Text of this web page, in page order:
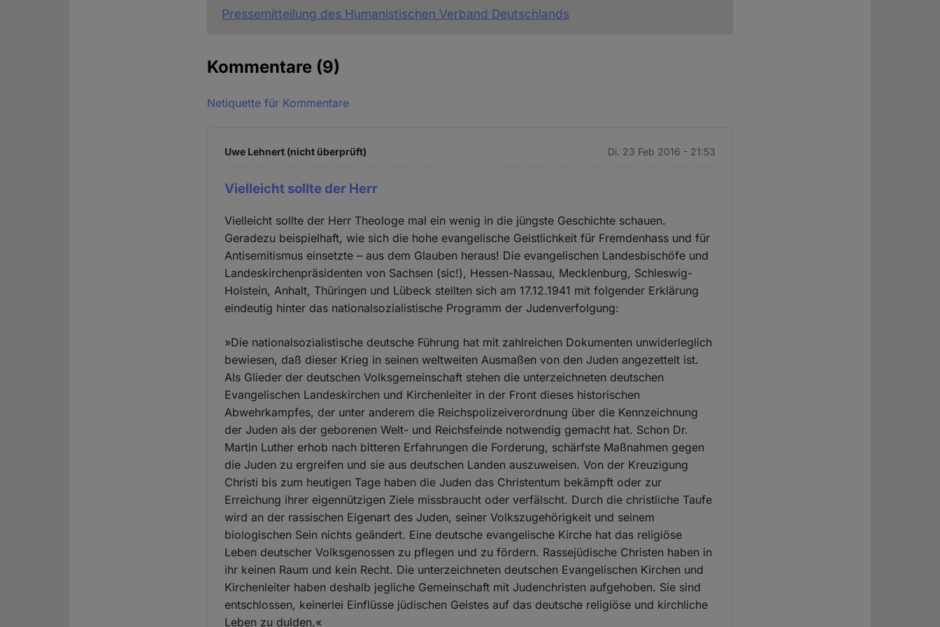
Pressemitteilung des Humanistischen Verband Deutschlands
Kommentare (9)
Netiquette für Kommentare
Uwe Lehnert (nicht überprüft) Di. 23 Feb 2016 - 21:53
Vielleicht sollte der Herr
Vielleicht sollte der Herr Theologe mal ein wenig in die jüngste Geschichte schauen.
Geradezu beispielhaft, wie sich die hohe evangelische Geistlichkeit für Fremdenhass und für
Antisemitismus einsetzte – aus dem Glauben heraus! Die evangelischen Landesbischöfe und
Landeskirchenpräsidenten von Sachsen (sic!), Hessen-Nassau, Mecklenburg, Schleswig-
Holstein, Anhalt, Thüringen und Lübeck stellten sich am 17.12.1941 mit folgender Erklärung
eindeutig hinter das nationalsozialistische Programm der Judenverfolgung:
»Die nationalsozialistische deutsche Führung hat mit zahlreichen Dokumenten unwiderleglich
bewiesen, daß dieser Krieg in seinen weltweiten Ausmaßen von den Juden angezettelt ist.
Als Glieder der deutschen Volksgemeinschaft stehen die unterzeichneten deutschen
Evangelischen Landeskirchen und Kirchenleiter in der Front dieses historischen
Abwehrkampfes, der unter anderem die Reichspolizeiverordnung über die Kennzeichnung
der Juden als der geborenen Welt- und Reichsfeinde notwendig gemacht hat. Schon Dr.
Martin Luther erhob nach bitteren Erfahrungen die Forderung, schärfste Maßnahmen gegen
die Juden zu ergreifen und sie aus deutschen Landen auszuweisen. Von der Kreuzigung
Christi bis zum heutigen Tage haben die Juden das Christentum bekämpft oder zur
Erreichung ihrer eigennützigen Ziele missbraucht oder verfälscht. Durch die christliche Taufe
wird an der rassischen Eigenart des Juden, seiner Volkszugehörigkeit und seinem
biologischen Sein nichts geändert. Eine deutsche evangelische Kirche hat das religiöse
Leben deutscher Volksgenossen zu pflegen und zu fördern. Rassejüdische Christen haben in
ihr keinen Raum und kein Recht. Die unterzeichneten deutschen Evangelischen Kirchen und
Kirchenleiter haben deshalb jegliche Gemeinschaft mit Judenchristen aufgehoben. Sie sind
entschlossen, keinerlei Einflüsse jüdischen Geistes auf das deutsche religiöse und kirchliche
Leben zu dulden.«